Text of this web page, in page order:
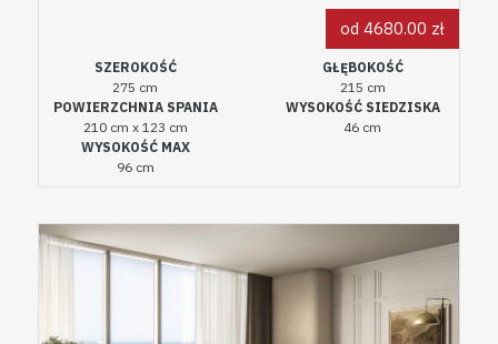
od 4680.00 zł
SZEROKOŚĆ
275 cm
GŁĘBOKOŚĆ
215 cm
POWIERZCHNIA SPANIA
210 cm x 123 cm
WYSOKOŚĆ SIEDZISKA
46 cm
WYSOKOŚĆ MAX
96 cm